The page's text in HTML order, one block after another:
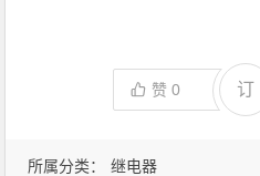
所属分类： 继电器
赞0 订